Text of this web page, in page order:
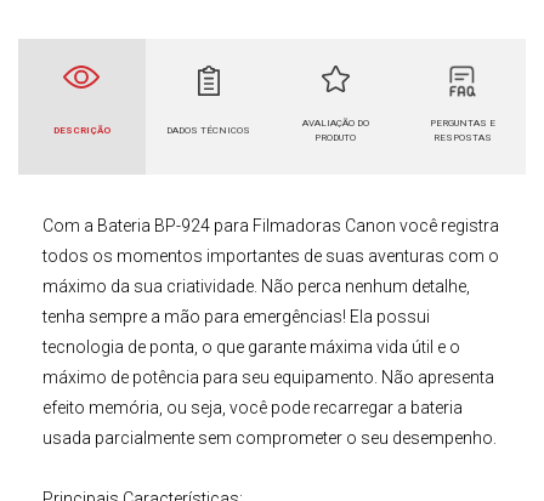
DESCRIÇÃO DADOS TÉCNICOS
AVALIAÇÃO DO
PRODUTO
PERGUNTAS E
RESPOSTAS
Com a Bateria BP-924 para Filmadoras Canon você registra
todos os momentos importantes de suas aventuras com o
máximo da sua criatividade. Não perca nenhum detalhe,
tenha sempre a mão para emergências! Ela possui
tecnologia de ponta, o que garante máxima vida útil e o
máximo de potência para seu equipamento. Não apresenta
efeito memória, ou seja, você pode recarregar a bateria
usada parcialmente sem comprometer o seu desempenho.